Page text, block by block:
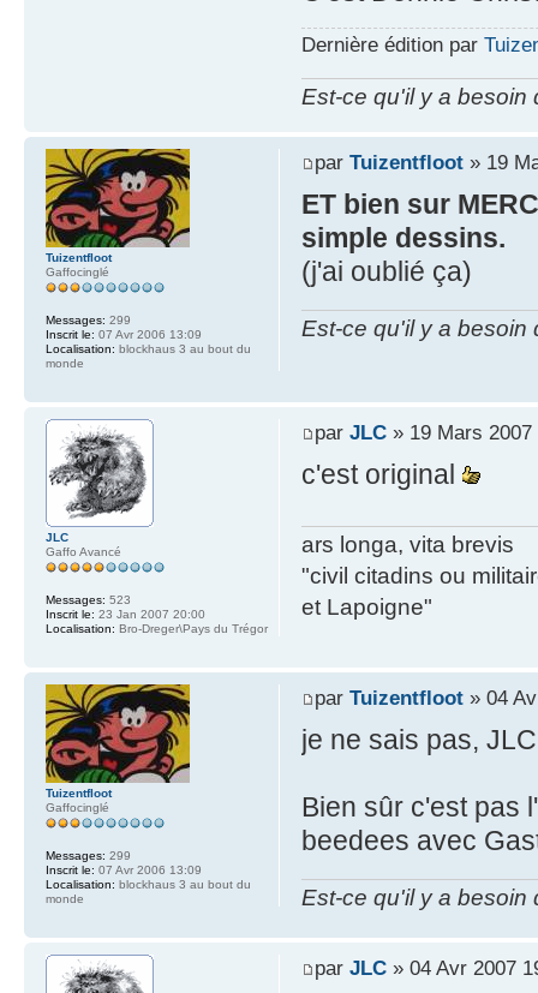
Dernière édition par
Est-ce qu'il y a besoin
par Tuizentfloot» 19
ET bien sur
simple dessins.
(j'ai oublié ça)
Est-ce qu'il y a besoin
Tuizentfloot
Gaffocinglé
Messages: 299
Inscrit le: 07 Avr 2006 13:09
Localisation: blockhaus 3 au bout du
monde
par JLC» 19 Mars 2007
c'est original
ars longa, vita brevis
"civil citadins ou
et Lapoigne"
JLC
Gaffo Avancé
Messages: 523
Inscrit le: 23 Jan 2007 20:00
Localisation: Bro-Dreger\Pays du Trégor
par Tuizentfloot» 04
je ne sais pas,
Bien sûr c'est pas
beedees avec
Est-ce qu'il y a besoin
Tuizentfloot
Gaffocinglé
Messages: 299
Inscrit le: 07 Avr 2006 13:09
Localisation: blockhaus 3 au bout du
monde
par JLC» 04 Avr 2007